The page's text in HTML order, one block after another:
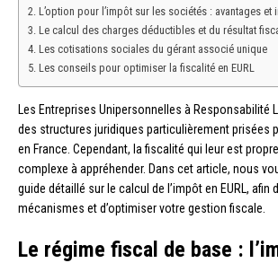
L’option pour l’impôt sur les sociétés : avantages et
Le calcul des charges déductibles et du résultat
Les cotisations sociales du gérant associé unique
Les conseils pour optimiser la fiscalité en EURL
Les Entreprises Unipersonnelles à Responsabilité
des structures juridiques particulièrement prisées
en France. Cependant, la fiscalité qui leur est
complexe à appréhender. Dans cet article, nous
guide détaillé sur le calcul de l’impôt en EURL, afin
mécanismes et d’optimiser votre gestion fiscale.
Le régime fiscal de base :